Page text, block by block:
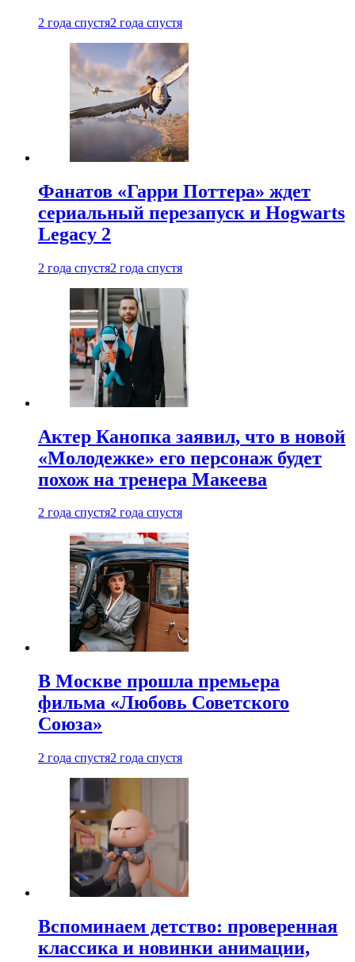
2 года спустя2 года спустя
Фанатов «Гарри Поттера» ждет
сериальный перезапуск и Hogwarts
Legacy 2
2 года спустя2 года спустя
Актер Канопка заявил, что в новой
«Молодежке» его персонаж будет
похож на тренера Макеева
2 года спустя2 года спустя
В Москве прошла премьера
фильма «Любовь Советского
Союза»
2 года спустя2 года спустя
Вспоминаем детство: проверенная
классика и новинки анимации,